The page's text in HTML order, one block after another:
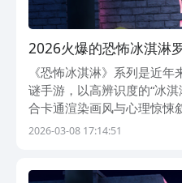
2026火爆的恐怖冰淇淋
又刺激的冰淇淋罗德类
《恐怖冰淇淋》系列是近
谜手游，以高辨识度的“冰
合卡通渲染画风与心理惊悚
具压迫感的沉浸式体验。游
2026-03-08 17:14:51